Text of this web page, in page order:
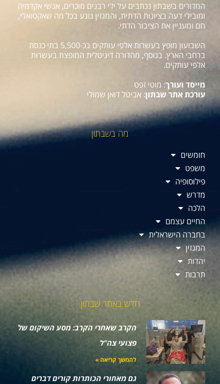
המדורים בשבתון נכתבים על ידי רבנים מוכרים, אנשי אקדמיה
ומובילי דעה בציונות הדתית, והמגזין נוגע בכל מה שאקטואלי,
חם ומעניין את הציבור הדתי.
השבועון מופץ בעשרות אלפי עותקים בכ-5,500 בתי כנסת
ברחבי הארץ. בנוסף, מהדורה דיגיטלית המופצת בעשרות
אלפי עותקים.
מייסד ועורך: מוטי זפט
עורכת אתר שבתון: אביטל דואן שמולי
מה בשבתון
חומשים
משפט
פילוסופיה
מדרש
הלכה
החיים עצמם
בחברה הישראלית
המגזין
יהדות
תרבות
חדש באתר שבתון
הקרב שאחרי הקרב: מסע השיקום של
פצועי צה"ל
להמשך קריאה »
גם מאחורי הכותרות קורים דברים